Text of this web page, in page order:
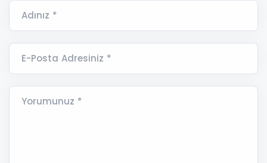
Adınız *
E-Posta Adresiniz *
Yorumunuz *